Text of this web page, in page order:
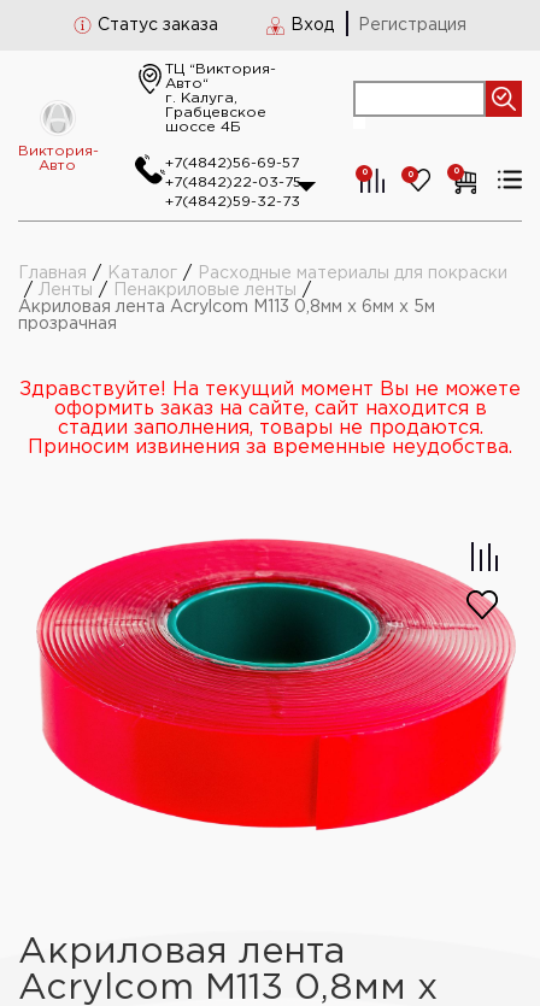
Статус заказа Вход Регистрация
Виктория-
Авто
ТЦ “Виктория-
Авто“
г. Калуга,
Грабцевское
шоссе 4Б
+7(4842)56-69-57
+7(4842)22-03-75
+7(4842)59-32-73
0 0 0
Главная / Каталог /
Расходные материалы для покраски
/ Ленты / Пенакриловые ленты /
Акриловая лента Acrylcom М113 0,8мм х 6мм х 5м
прозрачная
Здравствуйте! На текущий момент Вы не можете
оформить заказ на сайте, сайт находится в
стадии заполнения, товары не продаются.
Приносим извинения за временные неудобства.
Акриловая лента
Acrylcom М113 0,8мм х